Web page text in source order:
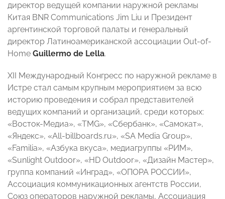
директор ведущей компании наружной рекламы
Китая BNR Communications Jim Liu и Президент
аргентинской торговой палаты и генеральный
директор Латиноамериканской ассоциации Out-of-
Home Guillermo de Lella.
XII Международный Конгресс по наружной рекламе в
Истре стал самым крупным мероприятием за всю
историю проведения и собрал представителей
ведущих компаний и организаций, среди которых:
«Восток-Медиа», «TMG», «Сбербанк», «Самокат»,
«Яндекс», «All-billboards.ru», «SA Media Group»,
«Familia», «Азбука вкуса», медиагруппы «РИМ»,
«Sunlight Outdoor», «HD Outdoor», «Дизайн Мастер»,
группа компаний «Инград», «ОПОРА РОССИИ»,
Ассоциация коммуникационных агентств России,
Союз операторов наружной рекламы, Ассоциация